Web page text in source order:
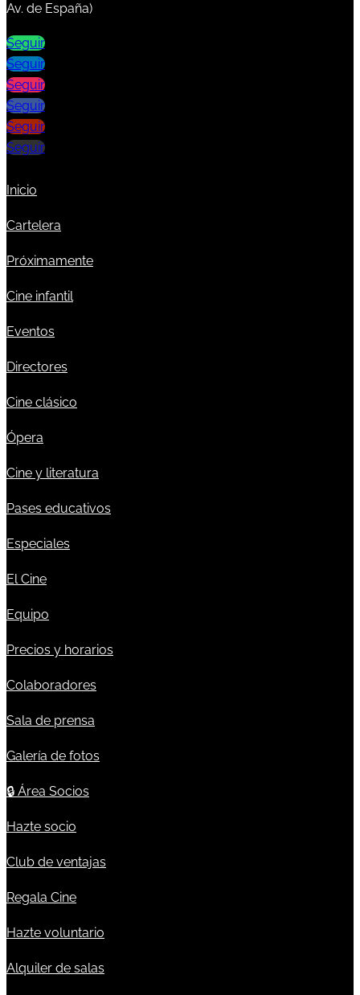
Av. de España)
Seguir
Seguir
Seguir
Seguir
Seguir
Seguir
Inicio
Cartelera
Próximamente
Cine infantil
Eventos
Directores
Cine clásico
Ópera
Cine y literatura
Pases educativos
Especiales
El Cine
Equipo
Precios y horarios
Colaboradores
Sala de prensa
Galería de fotos
🔒 Área Socios
Hazte socio
Club de ventajas
Regala Cine
Hazte voluntario
Alquiler de salas